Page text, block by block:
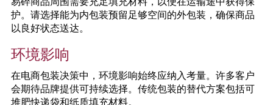
护。请选择能为内包装预留足够空间的外包装，确保商品
以良好状态送达。
环境影响
在电商包装决策中，环境影响始终应纳入考量。许多客户
会期待品牌提供可持续选择。传统包装的替代方案包括可
堆肥快递袋和纸质填充材料。